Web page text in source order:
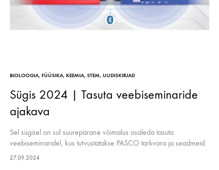
BIOLOOGIA, FÜÜSIKA, KEEMIA, STEM, UUDISKIRJAD
Sügis 2024 | Tasuta veebiseminaride
ajakava
Sel sügisel on sul suurepärane võimalus osaleda tasuta
veebiseminaridel, kus tutvustatakse PASCO tarkvara ja seadmeid.
Seminaridel näidatakse praktilisi viise, kuidas PASCO andureid
27.09.2024